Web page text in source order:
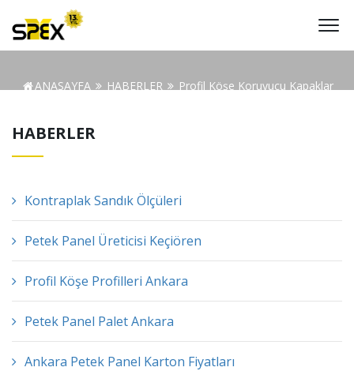
ANASAYFA HABERLER Profil Köşe Koruyucu Kapaklar
HABERLER
Kontraplak Sandık Ölçüleri
Petek Panel Üreticisi Keçiören
Profil Köşe Profilleri Ankara
Petek Panel Palet Ankara
Ankara Petek Panel Karton Fiyatları